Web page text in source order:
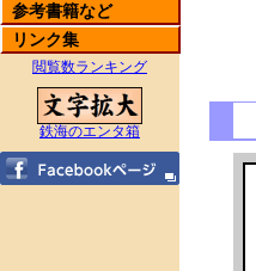
参考書籍など
リンク集
閲覧数ランキング
鉄海のエンタ箱